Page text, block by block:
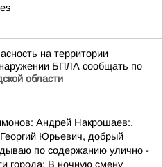
на территории
БПЛА сообщать по
области
Андрей Накрошаев:.
Юрьевич, добрый
по содержанию улично -
города: В ночную смену